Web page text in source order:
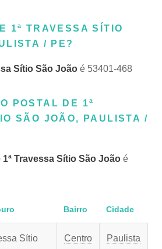
1ª TRAVESSA SÍTIO
/ PE?
Sítio São João é 53401-468
POSTAL DE 1ª
SÃO JOÃO, PAULISTA /
Travessa Sítio São João é
Bairro Cidade
Sítio
Centro
Paulista